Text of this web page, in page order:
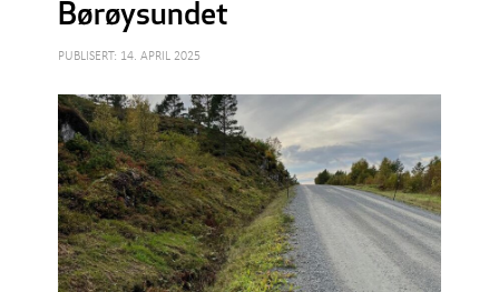
Børøysundet
PUBLISERT: 14. APRIL 2025